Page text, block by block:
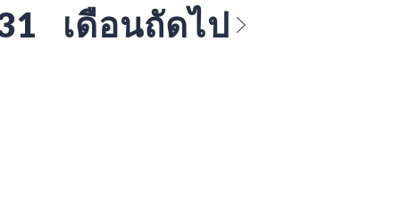
เดือนถัดไป